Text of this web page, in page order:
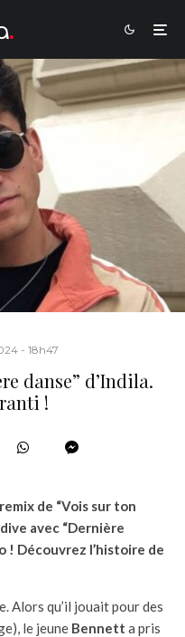
- 18h47
danse” d’Indila.
!
de “Vois sur ton
avec “Dernière
! Découvrez l’histoire de
Alors qu’il jouait pour des
le jeune Bennett a pris